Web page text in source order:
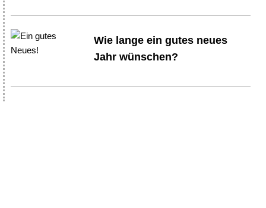
Wie lange ein gutes neues
Jahr wünschen?